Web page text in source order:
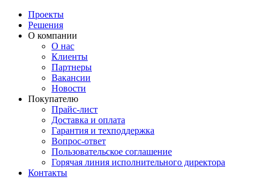
Проекты
Решения
О компании
О нас
Клиенты
Партнеры
Вакансии
Новости
Покупателю
Прайс-лист
Доставка и оплата
Гарантия и техподдержка
Вопрос-ответ
Пользовательское соглашение
Горячая линия исполнительного директора
Контакты